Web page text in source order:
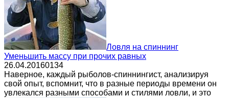
Ловля на спиннинг
Уменьшить массу при прочих равных
26.04.20160134
Наверное, каждый рыболов-спиннингист, анализируя
свой опыт, вспомнит, что в разные периоды времени он
увлекался разными способами и стилями ловли, и это